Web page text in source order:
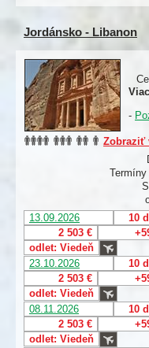
Jordánsko - Libanon
-
Zobraziť
13.09.2026
10
2 503 €
odlet: Viedeň
23.10.2026
10
2 503 €
odlet: Viedeň
08.11.2026
10
2 503 €
odlet: Viedeň